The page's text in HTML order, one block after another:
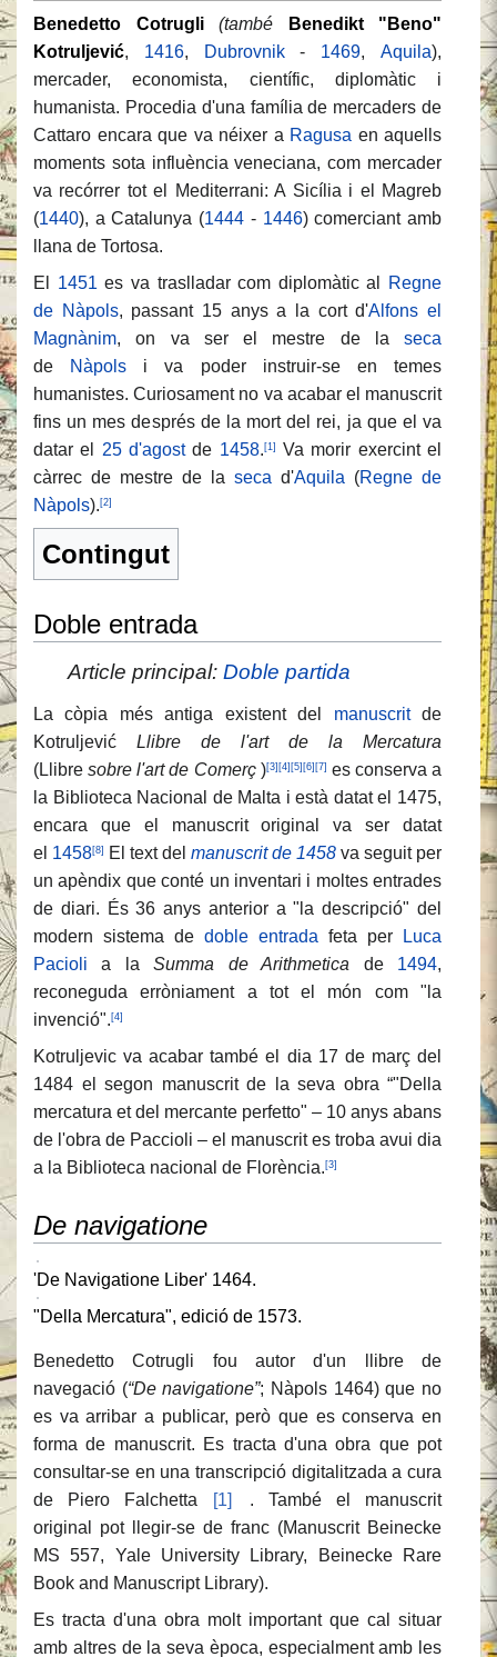
Benedetto Cotrugli (també
Benedikt "Beno"
Kotruljević, 1416, Dubrovnik- 1469,Aquila),
mercader, economista, científic, diplomàtic i
humanista. Procedia d'una família de mercaders de
Cattaro encara que va néixer a Ragusa en aquells
moments sota influència veneciana, com mercader
va recórrer tot el Mediterrani: A Sicília i el Magreb
(1440), a Catalunya (1444 - 1446) comerciant amb
llana de Tortosa.
El 1451 es va traslladar com diplomàtic al
Regne
de Nàpols, passant 15 anys a la cort d'Alfons el
Magnànim, on va ser el mestre de la seca
de
Nàpols i va poder instruir-se en temes
humanistes. Curiosament no va acabar el manuscrit
fins un mes després de la mort del rei, ja que el va
datar el 25 d'agostde 1458. [1]
Va morir exercint el
càrrec de mestre de la seca d'Aquila (Regne de
Nàpols). [2]
Contingut
Doble entrada
Article principal: Doble partida
La còpia més antiga existent del manuscritde
Kotruljević Llibre de l'art de la Mercatura
(Llibresobre l'art de Comerç )[3] [4] [5] [6] [7] es conserva a
la Biblioteca Nacional de Malta i està datat el 1475,
encara que el manuscrit original va ser datat
el 1458[8] El text del manuscrit de 1458 va seguit per
un apèndix que conté un inventari i moltes entrades
de diari. És 36 anys anterior a "la descripció" del
modern sistema de doble entrada feta per
Luca
Pacioli a laSumma de Arithmetica de 1494,
reconeguda erròniament a tot el món com "la
invenció". [4]
Kotruljevic va acabar també el dia 17 de març del
1484 el segon manuscrit de la seva obra “"Della
mercatura et del mercante perfetto" – 10 anys abans
de l'obra de Paccioli – el manuscrit es troba avui dia
a la Biblioteca nacional de Florència. [3]
De navigatione
'De Navigatione Liber' 1464.
"Della Mercatura", edició de 1573.
Benedetto Cotrugli fou autor d'un llibre de
navegació (“De navigatione”; Nàpols 1464) que no
es va arribar a publicar, però que es conserva en
forma de manuscrit. Es tracta d'una obra que pot
consultar-se en una transcripció digitalitzada a cura
de Piero Falchetta
[1]
. També el manuscrit
original pot llegir-se de franc (Manuscrit Beinecke
MS 557, Yale University Library, Beinecke Rare
Book and Manuscript Library).
Es tracta d'una obra molt important que cal situar
amb altres de la seva època, especialment amb les